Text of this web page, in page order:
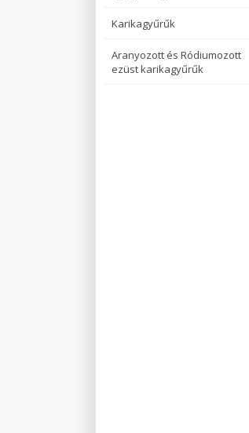
Karikagyűrűk
Aranyozott és Ródiumozott
ezüst karikagyűrűk